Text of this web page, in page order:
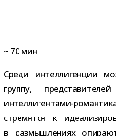
~ 70 мин
Среди интел­ли­ген­ции
группу,
интеллигентами-​
стре­мятся к
в раз­мыш­ле­ниях